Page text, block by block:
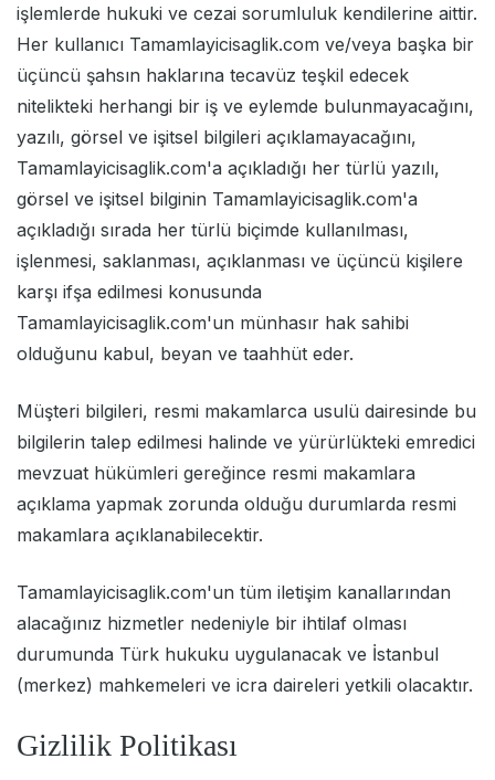
işlemlerde hukuki ve cezai sorumluluk kendilerine aittir.
Her kullanıcı Tamamlayicisaglik.com ve/veya başka bir
üçüncü şahsın haklarına tecavüz teşkil edecek
nitelikteki herhangi bir iş ve eylemde bulunmayacağını,
yazılı, görsel ve işitsel bilgileri açıklamayacağını,
Tamamlayicisaglik.com'a açıkladığı her türlü yazılı,
görsel ve işitsel bilginin Tamamlayicisaglik.com'a
açıkladığı sırada her türlü biçimde kullanılması,
işlenmesi, saklanması, açıklanması ve üçüncü kişilere
karşı ifşa edilmesi konusunda
Tamamlayicisaglik.com'un münhasır hak sahibi
olduğunu kabul, beyan ve taahhüt eder.
Müşteri bilgileri, resmi makamlarca usulü dairesinde bu
bilgilerin talep edilmesi halinde ve yürürlükteki emredici
mevzuat hükümleri gereğince resmi makamlara
açıklama yapmak zorunda olduğu durumlarda resmi
makamlara açıklanabilecektir.
Tamamlayicisaglik.com'un tüm iletişim kanallarından
alacağınız hizmetler nedeniyle bir ihtilaf olması
durumunda Türk hukuku uygulanacak ve İstanbul
(merkez) mahkemeleri ve icra daireleri yetkili olacaktır.
Gizlilik Politikası